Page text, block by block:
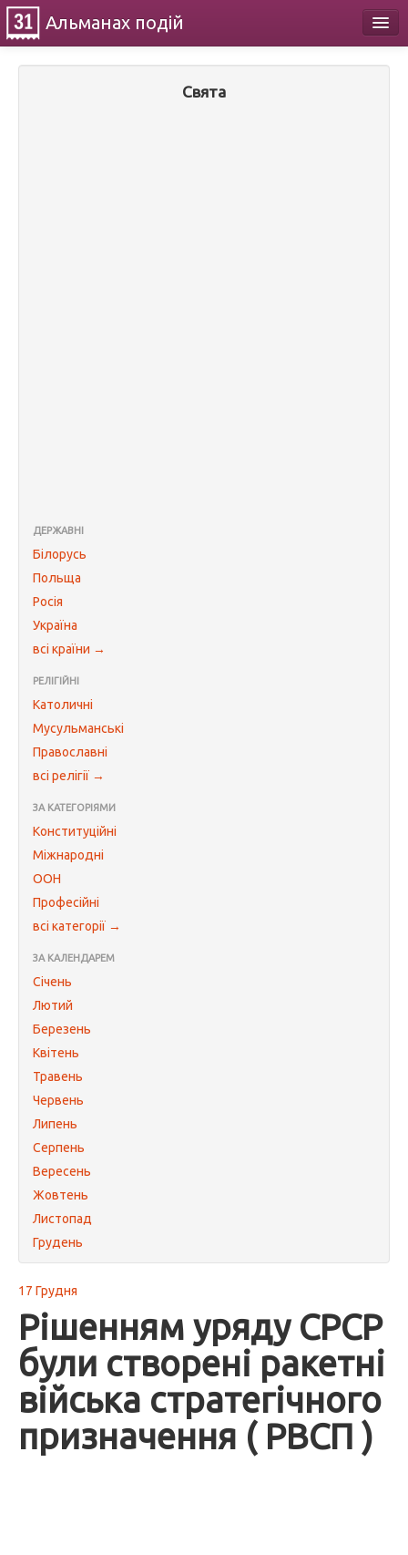
Альманах подій
Свята
ДЕРЖАВНІ
Білорусь
Польща
Росія
Україна
всі країни →
РЕЛІГІЙНІ
Католичні
Мусульманські
Православні
всі релігії →
ЗА КАТЕГОРІЯМИ
Конституційні
Міжнародні
ООН
Професійні
всі категорії →
ЗА КАЛЕНДАРЕМ
Січень
Лютий
Березень
Квітень
Травень
Червень
Липень
Серпень
Вересень
Жовтень
Листопад
Грудень
17 Грудня
Рішенням уряду СРСР
були створені ракетні
війська стратегічного
призначення ( РВСП )